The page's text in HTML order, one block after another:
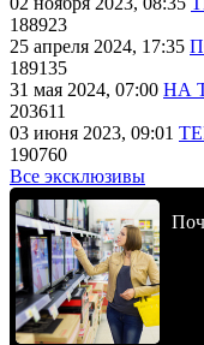
188923
25 апреля 2024, 17:35
189135
31 мая 2024, 07:00 НА
203611
03 июня 2023, 09:01
190760
Все эксклюзивы